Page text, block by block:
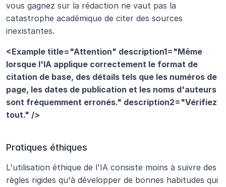
vous gagnez sur la rédaction ne vaut pas la
catastrophe académique de citer des sources
inexistantes.
<Example title="Attention" description1="Même
lorsque l'IA applique correctement le format de
citation de base, des détails tels que les numéros de
page, les dates de publication et les noms d'auteurs
sont fréquemment erronés." description2="Vérifiez
tout." />
Pratiques éthiques
L'utilisation éthique de l'IA consiste moins à suivre des
règles rigides qu'à développer de bonnes habitudes qui